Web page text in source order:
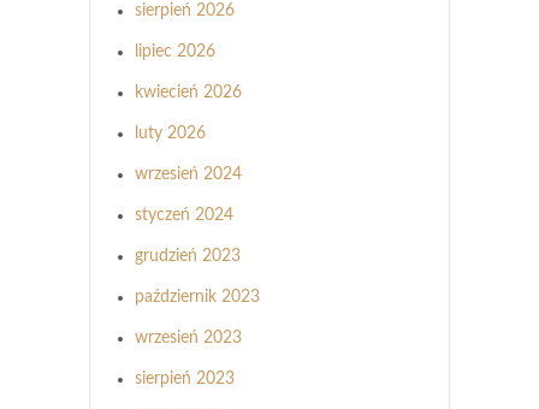
sierpień 2026
lipiec 2026
kwiecień 2026
luty 2026
wrzesień 2024
styczeń 2024
grudzień 2023
październik 2023
wrzesień 2023
sierpień 2023